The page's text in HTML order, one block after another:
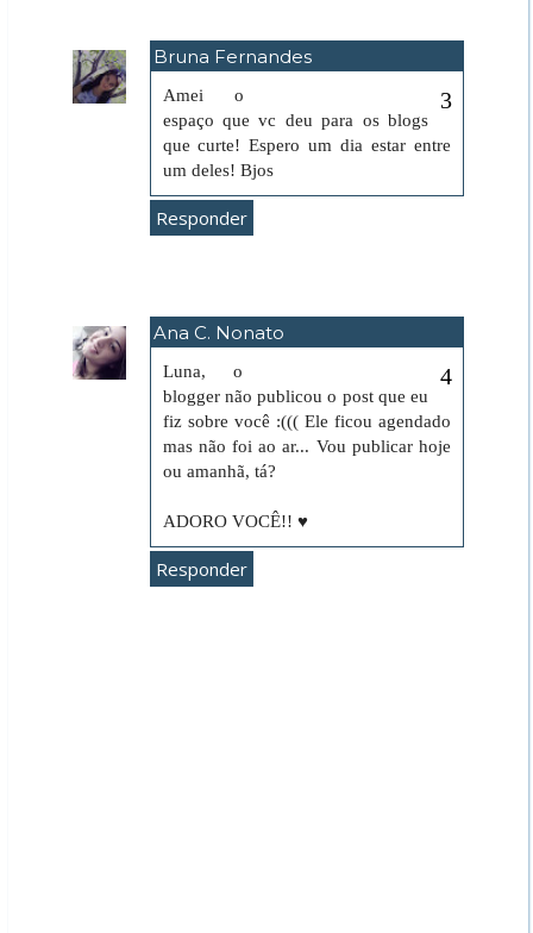
Bruna Fernandes
Amei o
espaço que vc deu para os blogs
que curte! Espero um dia estar entre
um deles! Bjos
Responder
Ana C. Nonato
Luna, o
blogger não publicou o post que eu
fiz sobre você :((( Ele ficou agendado
mas não foi ao ar... Vou publicar hoje
ou amanhã, tá?
ADORO VOCÊ!! ♥
Responder